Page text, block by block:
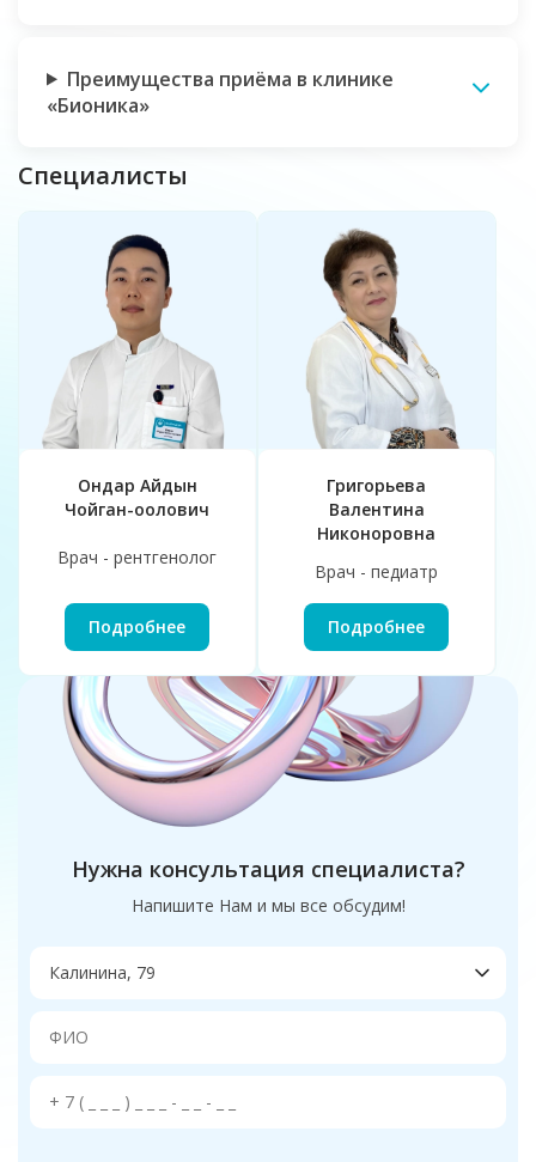
Преимущества приёма в клинике
«Бионика»
Специалисты
Ондар Айдын
Чойган-оолович
Врач - рентгенолог
Подробнее
Григорьева
Валентина
Никоноровна
Врач - педиатр
Подробнее
Нужна консультация специалиста?
Напишите Нам и мы все обсудим!